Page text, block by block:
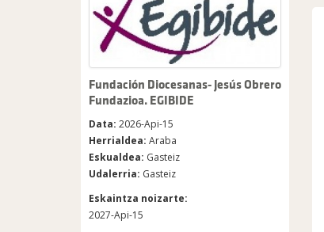
Fundación Diocesanas- Jesús Obrero
Fundazioa. EGIBIDE
Data: 2026-Api-15
Herrialdea: Araba
Eskualdea: Gasteiz
Udalerria: Gasteiz
Eskaintza noizarte:
2027-Api-15